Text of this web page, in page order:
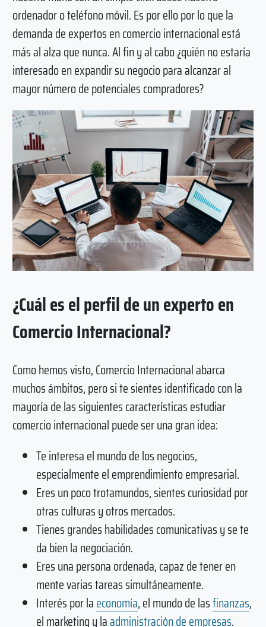
ordenador o teléfono móvil. Es por ello por lo que la
demanda de expertos en comercio internacional está
más al alza que nunca. Al fin y al cabo ¿quién no estaría
interesado en expandir su negocio para alcanzar al
mayor número de potenciales compradores?
¿Cuál es el perfil de un experto en
Comercio Internacional?
Como hemos visto, Comercio Internacional abarca
muchos ámbitos, pero si te sientes identificado con la
mayoría de las siguientes características estudiar
comercio internacional puede ser una gran idea:
Te interesa el mundo de los negocios,
especialmente el emprendimiento empresarial.
Eres un poco trotamundos, sientes curiosidad por
otras culturas y otros mercados.
Tienes grandes habilidades comunicativas y se te
da bien la negociación.
Eres una persona ordenada, capaz de tener en
mente varias tareas simultáneamente.
Interés por laeconomía, el mundo de lasfinanzas,
el marketing y laadministración de empresas.